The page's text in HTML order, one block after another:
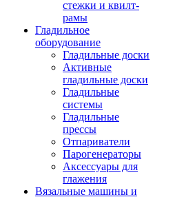
стежки и квилт-
рамы
Гладильное
оборудование
Гладильные доски
Активные
гладильные доски
Гладильные
системы
Гладильные
прессы
Отпариватели
Парогенераторы
Аксессуары для
глажения
Вязальные машины и